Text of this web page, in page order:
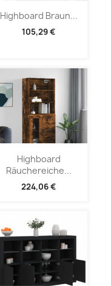
Highboard Braun...
105,29 €
Highboard
Räuchereiche...
224,06 €